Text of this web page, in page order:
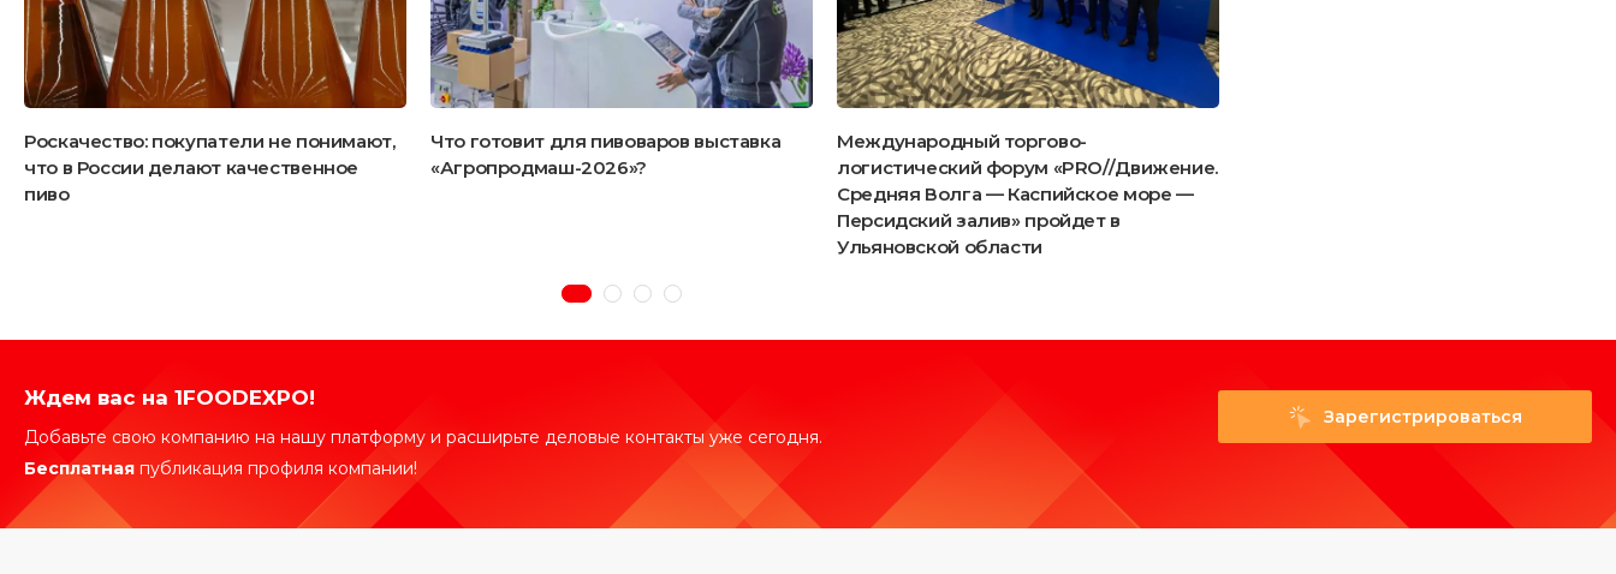
Роскачество: покупатели не понимают,
что в России делают качественное
пиво
Что готовит для пивоваров выставка
«Агропродмаш-2026»?
Международный торгово-
логистический форум «PRO//Движение.
Средняя Волга — Каспийское море —
Персидский залив» пройдет в
Ульяновской области
Ждем вас на 1FOODEXPO!
Добавьте свою компанию на нашу платформу и расширьте деловые контакты уже сегодня.
Бесплатная публикация профиля компании!
Зарегистрироваться